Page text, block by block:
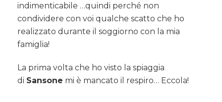
indimenticabile …quindi perché non
condividere con voi qualche scatto che ho
realizzato durante il soggiorno con la mia
famiglia!
La prima volta che ho visto la spiaggia
di Sansone mi è mancato il respiro… Eccola!